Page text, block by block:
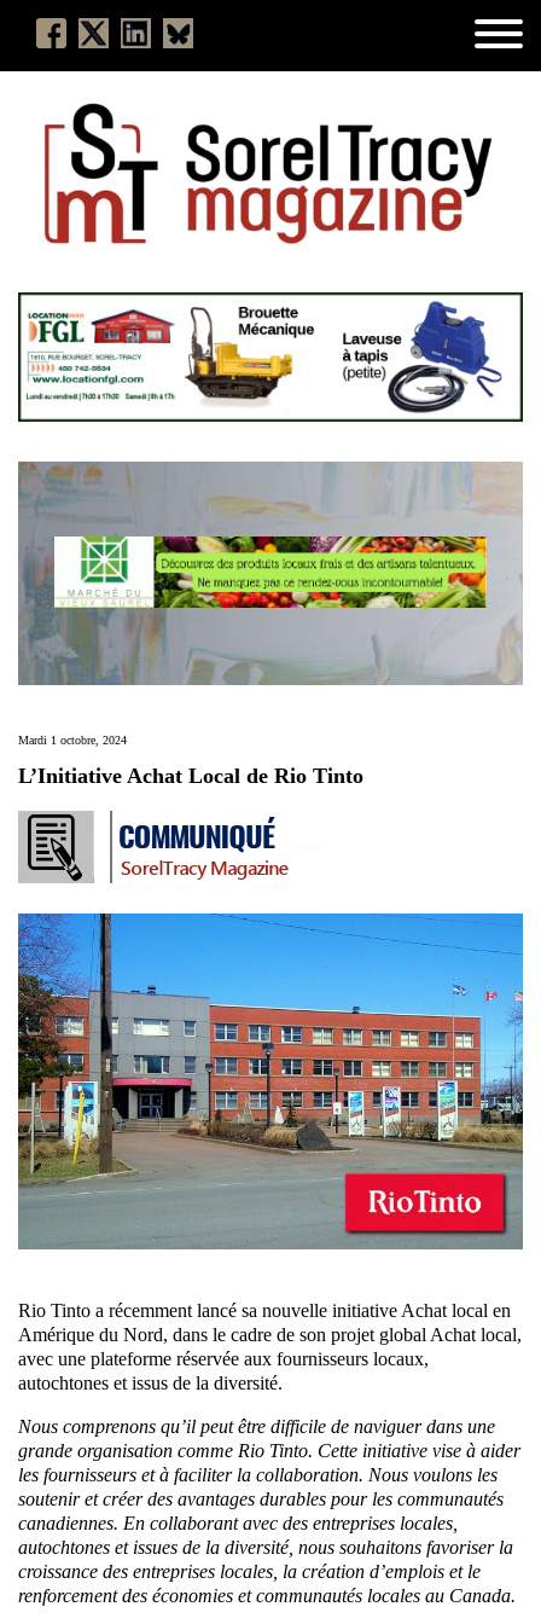
Mardi 1 octobre, 2024
L’Initiative Achat Local de Rio Tinto
Rio Tinto a récemment lancé sa nouvelle initiative Achat local en
Amérique du Nord, dans le cadre de son projet global Achat local,
avec une plateforme réservée aux fournisseurs locaux,
autochtones et issus de la diversité.
Nous comprenons qu’il peut être difficile de naviguer dans une
grande organisation comme Rio Tinto. Cette initiative vise à aider
les fournisseurs et à faciliter la collaboration. Nous voulons les
soutenir et créer des avantages durables pour les communautés
canadiennes. En collaborant avec des entreprises locales,
autochtones et issues de la diversité, nous souhaitons favoriser la
croissance des entreprises locales, la création d’emplois et le
renforcement des économies et communautés locales au Canada.